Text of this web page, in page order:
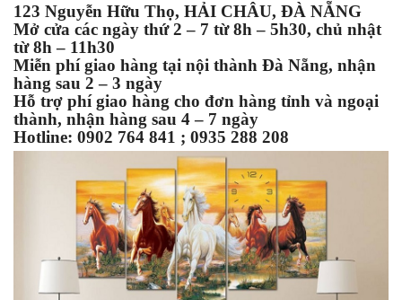
123 Nguyễn Hữu Thọ, HẢI CHÂU, ĐÀ NẴNG
Mở cửa các ngày thứ 2 – 7 từ 8h – 5h30, chủ nhật
từ 8h – 11h30
Miễn phí giao hàng tại nội thành Đà Nẵng, nhận
hàng sau 2 – 3 ngày
Hỗ trợ phí giao hàng cho đơn hàng tỉnh và ngoại
thành, nhận hàng sau 4 – 7 ngày
Hotline: 0902 764 841 ; 0935 288 208